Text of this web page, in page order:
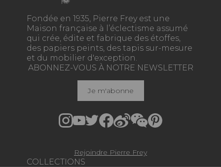
Fondée en 1935, Pierre Frey est une
Maison française à l’éclectisme assumé
qui crée, édite et fabrique des étoffes,
des papiers peints, des tapis sur-mesure
et du mobilier d'exception.
COLLECTIONS
ABONNEZ-VOUS À NOTRE NEWSLETTER
Je m'abonne
Rejoindre Pierre Frey